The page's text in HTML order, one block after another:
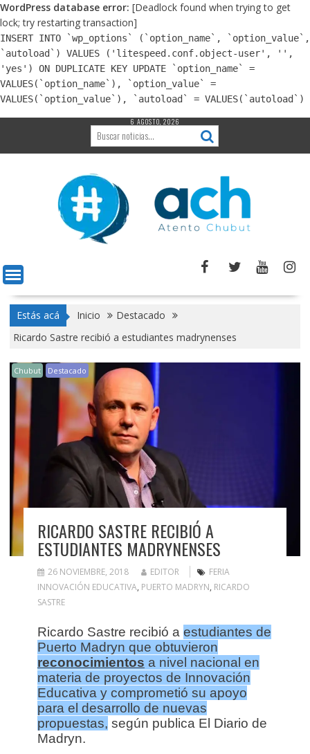
WordPress database error: [Deadlock found when trying to get
lock; try restarting transaction]
INSERT INTO `wp_options` (`option_name`, `option_value`,
`autoload`) VALUES ('litespeed.conf.object-user', '',
'yes') ON DUPLICATE KEY UPDATE `option_name` =
VALUES(`option_name`), `option_value` =
VALUES(`option_value`), `autoload` = VALUES(`autoload`)
contenido
6 AGOSTO, 2026
Estás acá Inicio
Destacado
Ricardo Sastre recibió a estudiantes madrynenses
Chubut Destacado
RICARDO SASTRE RECIBIÓ A
ESTUDIANTES MADRYNENSES
26 NOVIEMBRE, 2018 EDITOR
FERIA
INNOVACIÓN EDUCATIVA, PUERTO MADRYN, RICARDO
SASTRE
Ricardo Sastre recibió a estudiantes de
Puerto Madryn que obtuvieron
reconocimientos a nivel nacional en
materia de proyectos de Innovación
Educativa y comprometió su apoyo
para el desarrollo de nuevas
propuestas, según publica El Diario de
Madryn.